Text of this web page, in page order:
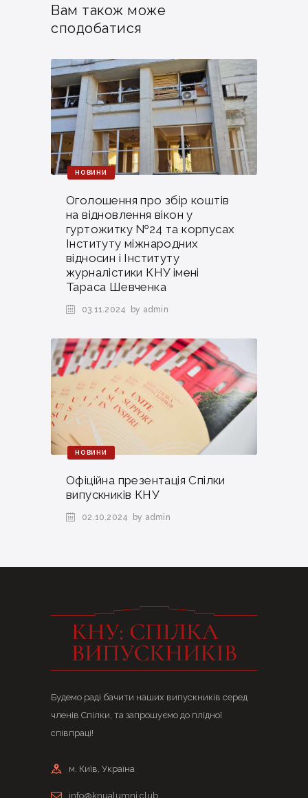
Вам також може
сподобатися
НОВИНИ
Оголошення про збір коштів
на відновлення вікон у
гуртожитку №24 та корпусах
Інституту міжнародних
відносин і Інституту
журналістики КНУ імені
Тараса Шевченка
03.11.2024 by admin
НОВИНИ
Офіційна презентація Спілки
випускників КНУ
02.10.2024 by admin
Будемо раді бачити наших випускників серед
членів Спілки, та запрошуємо до плідної
співпраці!
м. Київ, Україна
info@knualumni.club